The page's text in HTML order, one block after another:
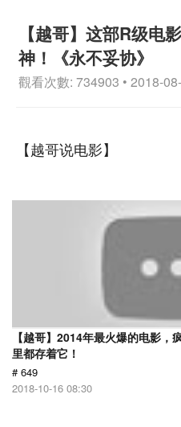
【越哥】这部R级电
神！《永不妥协》
觀看次數: 734903 • 2018-
【越哥说电影】
【越哥】2014年最火爆的电影
里都存着它！
# 649
2018-10-16 08:30